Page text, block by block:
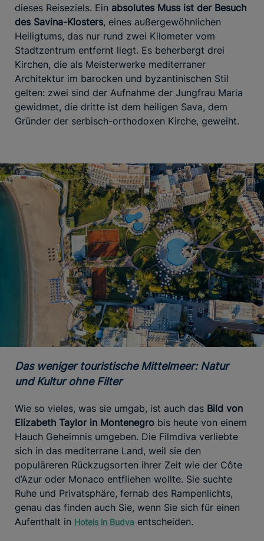
dieses Reiseziels. Ein absolutes Muss ist der Besuch
des Savina-Klosters, eines außergewöhnlichen
Heiligtums, das nur rund zwei Kilometer vom
Stadtzentrum entfernt liegt. Es beherbergt drei
Kirchen, die als Meisterwerke mediterraner
Architektur im barocken und byzantinischen Stil
gelten: zwei sind der Aufnahme der Jungfrau Maria
gewidmet, die dritte ist dem heiligen Sava, dem
Gründer der serbisch-orthodoxen Kirche, geweiht.
Das weniger touristische Mittelmeer: Natur
und Kultur ohne Filter
Wie so vieles, was sie umgab, ist auch das Bild von
Elizabeth Taylor in Montenegro bis heute von einem
Hauch Geheimnis umgeben. Die Filmdiva verliebte
sich in das mediterrane Land, weil sie den
populäreren Rückzugsorten ihrer Zeit wie der Côte
d’Azur oder Monaco entfliehen wollte. Sie suchte
Ruhe und Privatsphäre, fernab des Rampenlichts,
genau das finden auch Sie, wenn Sie sich für einen
Aufenthalt in Hotels in Budva entscheiden.